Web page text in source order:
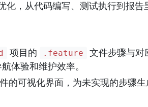
化，从代码编写、测试执行到报告
项目的 .feature
文件步骤与对
体验和维护效率。
的可视化界面，为未实现的步骤生